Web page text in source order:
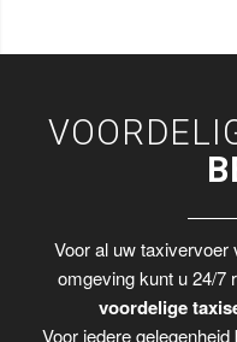
Voor al uw
omgeving kunt u 24/7
voordelige
Voor iedere